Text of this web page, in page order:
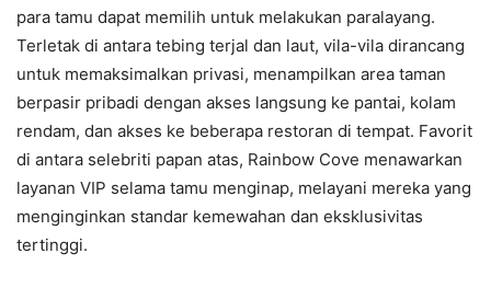
para tamu dapat memilih untuk melakukan paralayang.
Terletak di antara tebing terjal dan laut, vila-vila dirancang
untuk memaksimalkan privasi, menampilkan area taman
berpasir pribadi dengan akses langsung ke pantai, kolam
rendam, dan akses ke beberapa restoran di tempat. Favorit
di antara selebriti papan atas, Rainbow Cove menawarkan
layanan VIP selama tamu menginap, melayani mereka yang
menginginkan standar kemewahan dan eksklusivitas
tertinggi.